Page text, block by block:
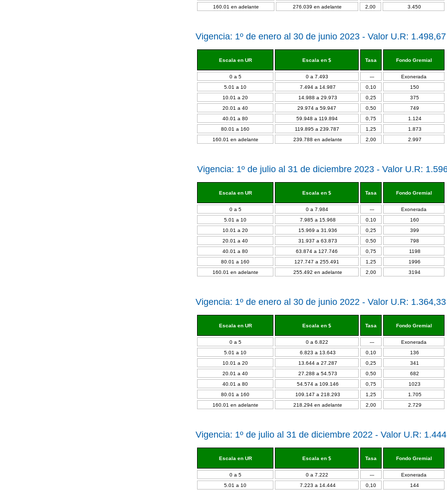
160.01 en adelante
276.039 en adelante 2,00 3.450
Vigencia: 1º de enero al 30 de junio 2023 - Valor U.R: 1.498,67
Escala en UR Escala en $ Tasa Fondo Gremial
0 a 5 0 a 7.493 ---
Exonerada
5.01 a 10
7.494 a 14.987 0,10
150
10.01 a 20
14.988 a 29.973 0,25
375
20.01 a 40
29.974 a 59.947 0,50
749
40.01 a 80
59.948 a 119.894 0,75
1.124
80.01 a 160
119.895 a 239.787 1,25
1.873
160.01 en adelante
239.788 en adelante 2,00 2.997
Vigencia: 1º de julio al 31 de diciembre 2023 - Valor U.R:
Escala en UR Escala en $ Tasa Fondo Gremial
0 a 5 0 a 7.984 ---
Exonerada
5.01 a 10
7.985 a 15.968 0,10
160
10.01 a 20
15.969 a 31.936 0,25
399
20.01 a 40
31.937 a 63.873 0,50
798
40.01 a 80
63.874 a 127.746 0,75
1198
80.01 a 160
127.747 a 255.491 1,25
1996
160.01 en adelante
255.492 en adelante 2,00 3194
Vigencia: 1º de enero al 30 de junio 2022 - Valor U.R: 1.364,33
Escala en UR Escala en $ Tasa Fondo Gremial
0 a 5 0 a 6.822 ---
Exonerada
5.01 a 10
6.823 a 13.643 0,10
136
10.01 a 20
13.644 a 27.287 0,25
341
20.01 a 40
27.288 a 54.573 0,50
682
40.01 a 80
54.574 a 109.146 0,75
1023
80.01 a 160
109.147 a 218.293 1,25
1.705
160.01 en adelante
218.294 en adelante 2,00 2.729
Vigencia: 1º de julio al 31 de diciembre 2022 - Valor U.R:
Escala en UR Escala en $ Tasa Fondo Gremial
0 a 5 0 a 7.222 ---
Exonerada
5.01 a 10
7.223 a 14.444 0,10 144